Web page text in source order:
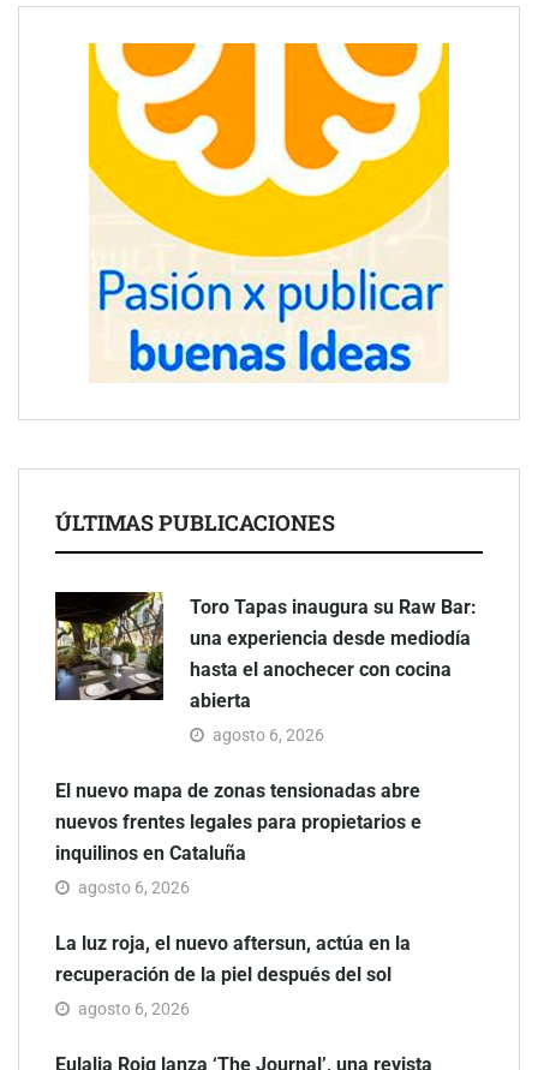
ÚLTIMAS PUBLICACIONES
Toro Tapas inaugura su Raw Bar:
una experiencia desde mediodía
hasta el anochecer con cocina
abierta
agosto 6, 2026
El nuevo mapa de zonas tensionadas abre
nuevos frentes legales para propietarios e
inquilinos en Cataluña
agosto 6, 2026
La luz roja, el nuevo aftersun, actúa en la
recuperación de la piel después del sol
agosto 6, 2026
Eulalia Roig lanza ‘The Journal’, una revista